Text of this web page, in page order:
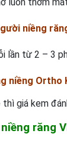
luôn thơm
niềng
lần từ 2 – 3
niềng Ortho
giá kem
răng